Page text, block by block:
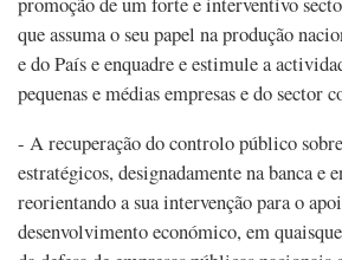
que assuma o seu papel na produção
e do País e enquadre e estimule a
pequenas e médias empresas e do sector
- A recuperação do controlo público
estratégicos, designadamente na banca e
reorientando a sua intervenção para o
desenvolvimento económico, em